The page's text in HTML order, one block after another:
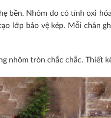
bền. Nhôm do có tính oxi
lớp bảo vệ kép. Mỗi chân
nhôm tròn chắc chắc. Thiết